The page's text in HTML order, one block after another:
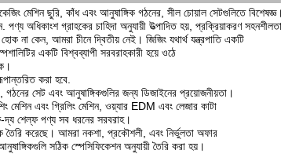
মেশিন ছুরি, কাঁধ এবং আনুষাঙ্গিক গঠনের, সীল চোয়াল সেটগুলিতে বিশেষজ্ঞ।
অধিকাংশ গ্রাহকের চাহিদা অনুযায়ী উত্পাদিত হয়, প্রক্রিয়াকরণ
না কেন, আমরা চীনে দ্বিতীয় নেই। জিজিং যথার্থ যন্ত্রপাতি একটি
একটি বিশ্বব্যাপী সরবরাহকারী হয়ে ওঠে
করা হবে.
গঠনের সেট এবং আনুষাঙ্গিকগুলির জন্য ডিজাইনের প্রয়োজনীয়তা।
এবং গ্রিলিং মেশিন, ওয়্যার EDM এবং লেজার কাটা
দ্য শেল্ফ পণ্য সব ধরনের সরবরাহ।
তৈরি করেছে। আমরা নকশা, প্রকৌশলী, এবং নির্ভুলতা অফার
সঠিক স্পেসিফিকেশন অনুযায়ী তৈরি করা হয়।